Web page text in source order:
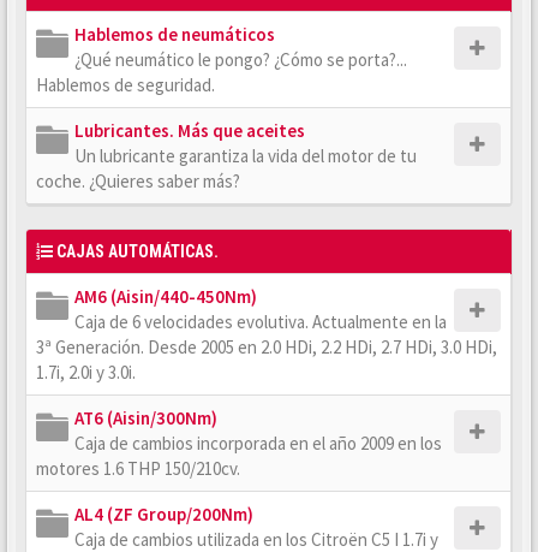
Hablemos de neumáticos
¿Qué neumático le pongo? ¿Cómo se porta?...
Hablemos de seguridad.
Lubricantes. Más que aceites
Un lubricante garantiza la vida del motor de tu
coche. ¿Quieres saber más?
CAJAS AUTOMÁTICAS.
AM6 (Aisin/440-450Nm)
Caja de 6 velocidades evolutiva. Actualmente en la
3ª Generación. Desde 2005 en 2.0 HDi, 2.2 HDi, 2.7 HDi, 3.0 HDi,
1.7i, 2.0i y 3.0i.
AT6 (Aisin/300Nm)
Caja de cambios incorporada en el año 2009 en los
motores 1.6 THP 150/210cv.
AL4 (ZF Group/200Nm)
Caja de cambios utilizada en los Citroën C5 I 1.7i y